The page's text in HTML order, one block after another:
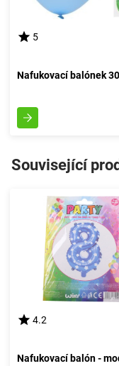
5
Související
4.2